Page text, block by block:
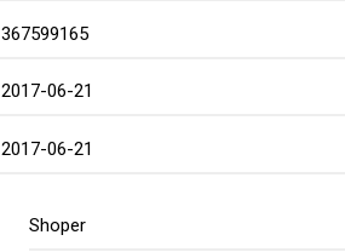
367599165
2017-06-21
2017-06-21
Shoper